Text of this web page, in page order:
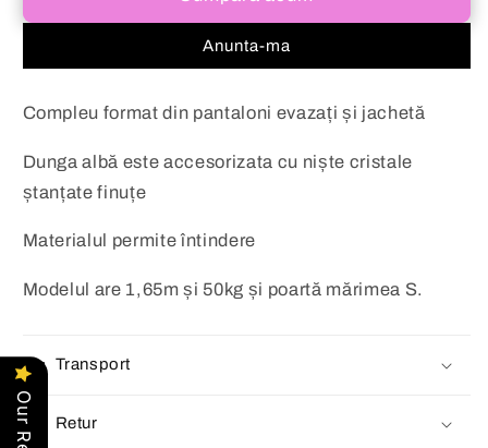
negru
negru
MayaAnunta-ma
Compleu format din pantaloni evazați și jachetă
Dunga albă este accesorizata cu niște cristale
ștanțate finuțe
Materialul permite întindere
Modelul are 1,65m și 50kg și poartă mărimea S.
Transport
Retur